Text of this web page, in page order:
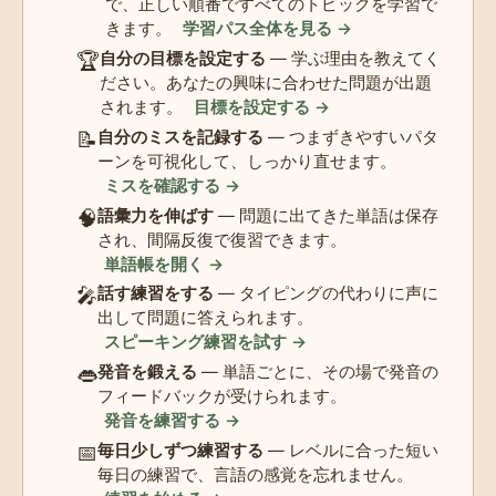
で、正しい順番ですべてのトピックを学習で
きます。
学習パス全体を見る →
🏆自分の目標を設定する — 学ぶ理由を教えてく
ださい。あなたの興味に合わせた問題が出題
されます。
目標を設定する →
📝 自分のミスを記録する — つまずきやすいパタ
ーンを可視化して、しっかり直せます。
ミスを確認する →
🧠語彙力を伸ばす — 問題に出てきた単語は保存
され、間隔反復で復習できます。
単語帳を開く →
🎤話す練習をする — タイピングの代わりに声に
出して問題に答えられます。
スピーキング練習を試す →
👄発音を鍛える — 単語ごとに、その場で発音の
フィードバックが受けられます。
発音を練習する →
📅毎日少しずつ練習する — レベルに合った短い
毎日の練習で、言語の感覚を忘れません。